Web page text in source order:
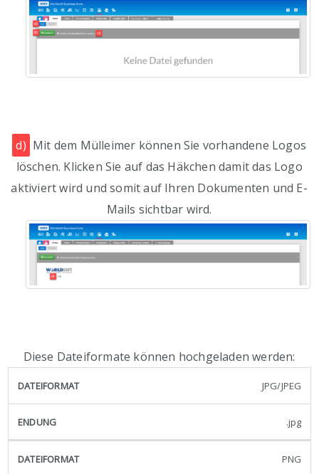
d) Mit dem Mülleimer können Sie vorhandene Logos
löschen. Klicken Sie auf das Häkchen damit das Logo
aktiviert wird und somit auf Ihren Dokumenten und E-
Mails sichtbar wird.
Diese Dateiformate können hochgeladen werden:
Dateiformat JPG/JPEG
.jpg
PNG